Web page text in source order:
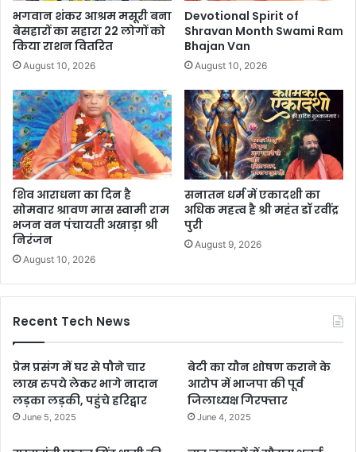
भगवान शंकर आश्रम मसूरी बना
बेसहारों का सहारा 22 लोगों को
किया राशन वितरित
August 10, 2026
Devotional Spirit of
Shravan Month Swami Ram
Bhajan Van
August 10, 2026
शिव आराधना का दिन है
सोमवार श्रावण मास स्वामी राम
भजन वन पंचायती अखाड़ा श्री
निरंजन
August 10, 2026
सनातन धर्म में एकादशी का
अधिक महत्व है श्री महंत डॉ रवींद्र
पुरी
August 9, 2026
Recent Tech News
प्रेम प्रसंग में घर से पौने चार
लाख रुपये लेकर भागे नादान
लड़का लड़की, पहुंचे हरिद्वार
June 5, 2025
बेटी का यौन शोषण कराने के
आरोप में भाजपा की पूर्व
जिलाध्यक्ष गिरफ्तार
June 4, 2025